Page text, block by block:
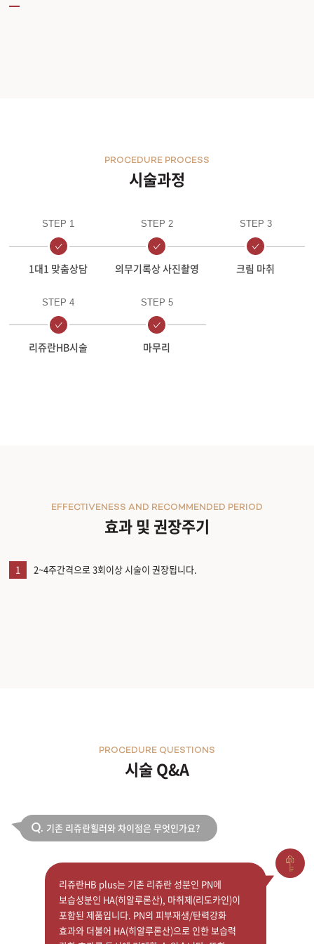
시술과정
PROCEDURE PROCESS
STEP 1
1대1 맞춤상담
STEP 2
의무기록상 사진촬영
STEP 3
크림 마취
STEP 4
리쥬란HB시술
STEP 5
마무리
효과 및 권장주기
EFFECTIVENESS AND RECOMMENDED PERIOD
1 2~4주간격으로 3회이상 시술이 권장됩니다.
시술 Q&A
PROCEDURE QUESTIONS
Q. 기존 리쥬란힐러와 차이점은 무엇인가요?
리쥬란HB plus는 기존 리쥬란 성분인 PN에
보습성분인 HA(히알루론산), 마취제(리도카인)이
포함된 제품입니다. PN의 피부재생/탄력강화
효과와 더불어 HA(히알루론산)으로 인한 보습력